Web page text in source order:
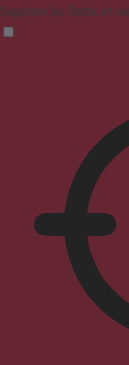
Supprime les flashs et